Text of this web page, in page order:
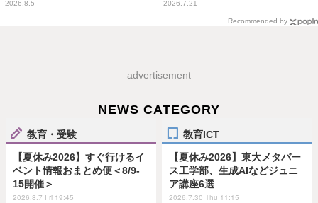
2026.8.5 2026.7.21
Recommended by
advertisement
NEWS CATEGORY
教育・受験
【夏休み2026】すぐ行けるイ
ベント情報おまとめ便＜8/9-
15開催＞
2026.8.7 Fri 19:45
教育ICT
【夏休み2026】東大メタバー
ス工学部、生成AIなどジュニ
ア講座6選
2026.7.30 Thu 11:15